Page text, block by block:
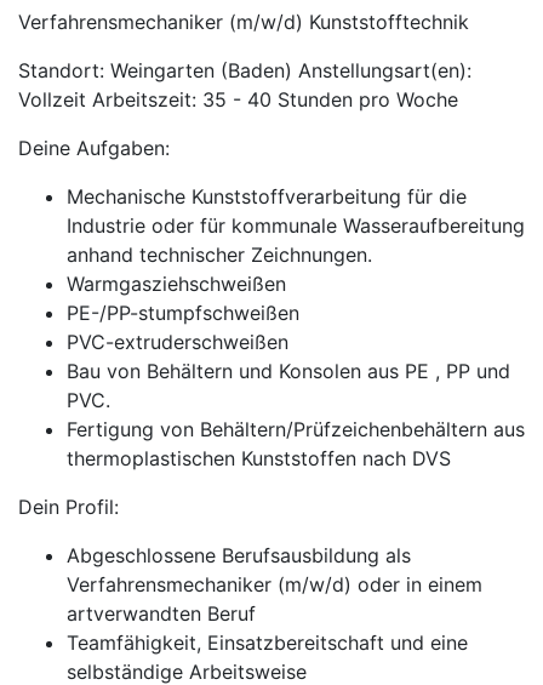
Verfahrensmechaniker (m/w/d) Kunststofftechnik
Standort: Weingarten (Baden) Anstellungsart(en):
Vollzeit Arbeitszeit: 35 - 40 Stunden pro Woche
Deine Aufgaben:
Mechanische Kunststoffverarbeitung für die
Industrie oder für kommunale Wasseraufbereitung
anhand technischer Zeichnungen.
Warmgasziehschweißen
PE-/PP-stumpfschweißen
PVC-extruderschweißen
Bau von Behältern und Konsolen aus PE , PP und
PVC.
Fertigung von Behältern/Prüfzeichenbehältern aus
thermoplastischen Kunststoffen nach DVS
Dein Profil:
Abgeschlossene Berufsausbildung als
Verfahrensmechaniker (m/w/d) oder in einem
artverwandten Beruf
Teamfähigkeit, Einsatzbereitschaft und eine
selbständige Arbeitsweise